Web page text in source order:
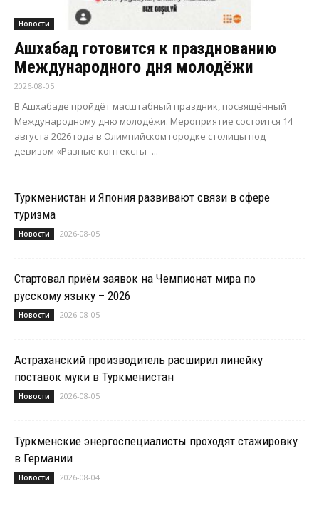
Новости
Ашхабад готовится к празднованию
Международного дня молодёжи
2026-08-05
В Ашхабаде пройдёт масштабный праздник, посвящённый
Международному дню молодёжи. Мероприятие состоится 14
августа 2026 года в Олимпийском городке столицы под
девизом «Разные контексты -...
Туркменистан и Япония развивают связи в сфере
туризма
Новости 2026-08-05
Стартовал приём заявок на Чемпионат мира по
русскому языку – 2026
Новости 2026-08-05
Астраханский производитель расширил линейку
поставок муки в Туркменистан
Новости 2026-08-05
Туркменские энергоспециалисты проходят стажировку
в Германии
Новости 2026-08-04